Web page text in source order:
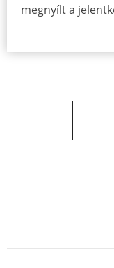
megnyílt a